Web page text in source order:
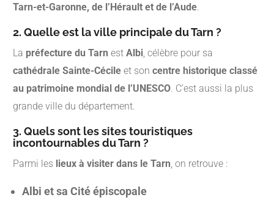
Tarn-et-Garonne, de l’Hérault et de l’Aude
2. Quelle est la ville principale du Tarn ?
La préfecture du Tarn est Albi , célèbre pour sa
cathédrale Sainte-Cécile et son centre historique classé
au patrimoine mondial de l’UNESCO . C’est aussi la plus
grande ville du département.
3. Quels sont les sites touristiques
incontournables du Tarn ?
Parmi les lieux à visiter dans le Tarn , on retrouve :
Albi et sa Cité épiscopale